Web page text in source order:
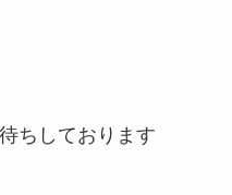
ちしております